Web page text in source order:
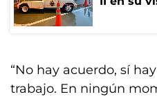
“No hay acuerdo, sí
trabajo. En ningún